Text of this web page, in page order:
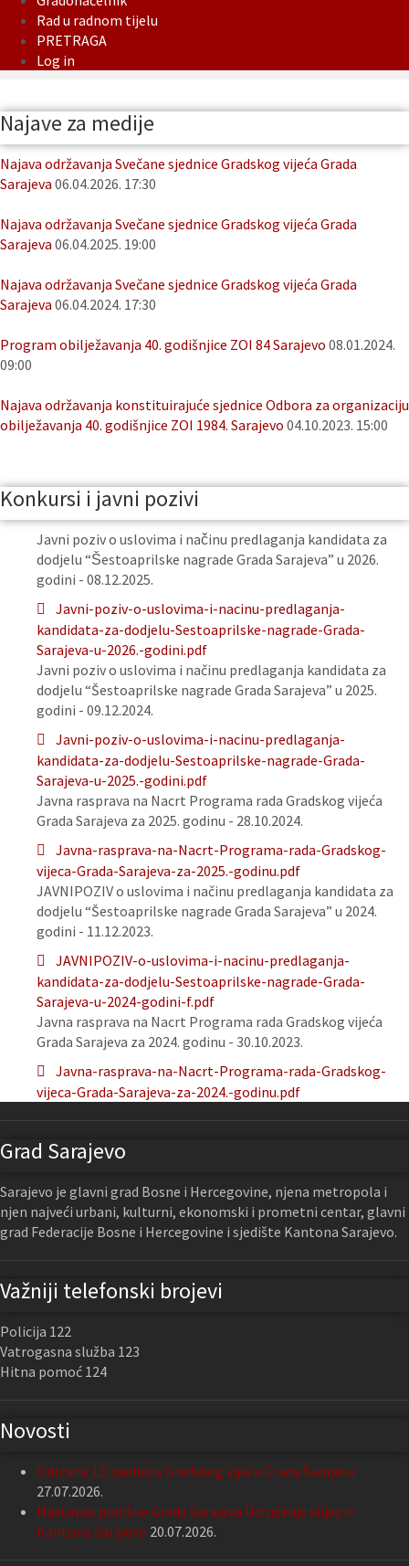
Rad u radnom tijelu
PRETRAGA
Log in
Najave za medije
Najava održavanja Svečane sjednice Gradskog vijeća Grada
Sarajeva 06.04.2026. 17:30
Najava održavanja Svečane sjednice Gradskog vijeća Grada
Sarajeva 06.04.2025. 19:00
Najava održavanja Svečane sjednice Gradskog vijeća Grada
Sarajeva 06.04.2024. 17:30
Program obilježavanja 40. godišnjice ZOI 84 Sarajevo 08.01.2024.
09:00
Najava održavanja konstituirajuće sjednice Odbora za organizaciju
obilježavanja 40. godišnjice ZOI 1984. Sarajevo 04.10.2023. 15:00
Konkursi i javni pozivi
Javni poziv o uslovima i načinu predlaganja kandidata za
dodjelu “Šestoaprilske nagrade Grada Sarajeva” u 2026.
godini - 08.12.2025.
Javni-poziv-o-uslovima-i-nacinu-predlaganja-
kandidata-za-dodjelu-Sestoaprilske-nagrade-Grada-
Sarajeva-u-2026.-godini.pdf
Javni poziv o uslovima i načinu predlaganja kandidata za
dodjelu “Šestoaprilske nagrade Grada Sarajeva” u 2025.
godini - 09.12.2024.
Javni-poziv-o-uslovima-i-nacinu-predlaganja-
kandidata-za-dodjelu-Sestoaprilske-nagrade-Grada-
Sarajeva-u-2025.-godini.pdf
Javna rasprava na Nacrt Programa rada Gradskog vijeća
Grada Sarajeva za 2025. godinu - 28.10.2024.
Javna-rasprava-na-Nacrt-Programa-rada-Gradskog-
vijeca-Grada-Sarajeva-za-2025.-godinu.pdf
JAVNIPOZIV o uslovima i načinu predlaganja kandidata za
dodjelu “Šestoaprilske nagrade Grada Sarajeva” u 2024.
godini - 11.12.2023.
JAVNIPOZIV-o-uslovima-i-nacinu-predlaganja-
kandidata-za-dodjelu-Sestoaprilske-nagrade-Grada-
Sarajeva-u-2024-godini-f.pdf
Javna rasprava na Nacrt Programa rada Gradskog vijeća
Grada Sarajeva za 2024. godinu - 30.10.2023.
Javna-rasprava-na-Nacrt-Programa-rada-Gradskog-
vijeca-Grada-Sarajeva-za-2024.-godinu.pdf
Grad Sarajevo
Sarajevo je glavni grad Bosne i Hercegovine, njena metropola i
njen najveći urbani, kulturni, ekonomski i prometni centar, glavni
grad Federacije Bosne i Hercegovine i sjedište Kantona Sarajevo.
Važniji telefonski brojevi
Policija 122
Vatrogasna služba 123
Hitna pomoć 124
Novosti
Održana 13. sjednica Gradskog vijeća Grada Sarajeva
27.07.2026.
Nastavak podrške Grada Sarajeva Udruženju slijepih
Kantona Sarajevo 20.07.2026.